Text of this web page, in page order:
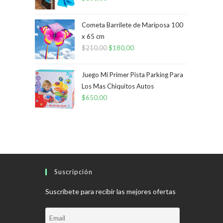
Cometa Barrilete de Mariposa 100
x 65 cm
$210,00El
original
era:
$180,00El
actual
es:
Juego Mi Primer Pista Parking Para
Los Mas Chiquitos Autos
$650,00
Suscripción
Suscríbete para recibir las mejores ofertas